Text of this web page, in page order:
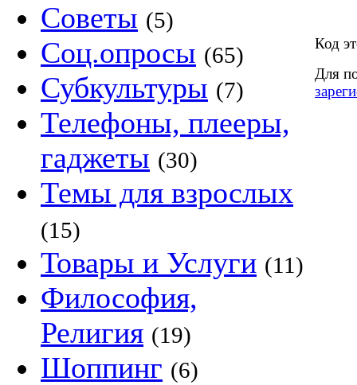
Советы (5)
Соц.опросы (65)
Субкультуры (7)
Телефоны, плееры,
гаджеты (30)
Темы для взрослых
(15)
Товары и Услуги (11)
Философия,
Религия (19)
Шоппинг (6)
Код
Для